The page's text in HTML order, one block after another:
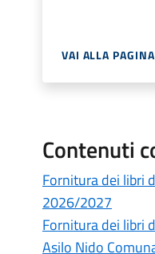
VAI ALLA PAGINA
Contenuti
Fornitura dei libri
2026/2027
Fornitura dei libri
Asilo Nido